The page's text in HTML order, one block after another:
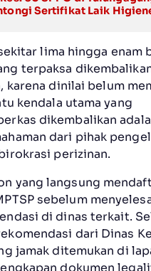
Sertifikat Laik
lima hingga enam
terpaksa
karena dinilai belum
kendala utama yang
dikembalikan
dari pihak
perizinan.
yang langsung
sebelum
di dinas terkait.
dari Dinas
jamak ditemukan di
dokumen